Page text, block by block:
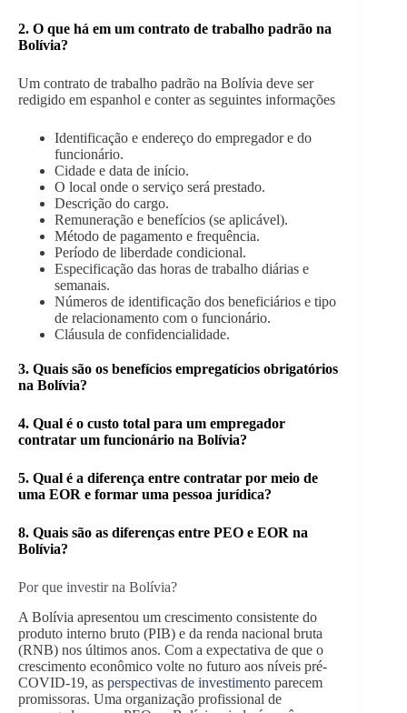
2. O que há em um contrato de trabalho padrão na
Bolívia?
Um contrato de trabalho padrão na Bolívia deve ser
redigido em espanhol e conter as seguintes informações
Identificação e endereço do empregador e do
funcionário.
Cidade e data de início.
O local onde o serviço será prestado.
Descrição do cargo.
Remuneração e benefícios (se aplicável).
Método de pagamento e frequência.
Período de liberdade condicional.
Especificação das horas de trabalho diárias e
semanais.
Números de identificação dos beneficiários e tipo
de relacionamento com o funcionário.
Cláusula de confidencialidade.
3. Quais são os benefícios empregatícios obrigatórios
na Bolívia?
4. Qual é o custo total para um empregador
contratar um funcionário na Bolívia?
5. Qual é a diferença entre contratar por meio de
uma EOR e formar uma pessoa jurídica?
8. Quais são as diferenças entre PEO e EOR na
Bolívia?
Por que investir na Bolívia?
A Bolívia apresentou um crescimento consistente do
produto interno bruto (PIB) e da renda nacional bruta
(RNB) nos últimos anos. Com a expectativa de que o
crescimento econômico volte no futuro aos níveis pré-
COVID-19, as perspectivas de investimento parecem
promissoras. Uma organização profissional de